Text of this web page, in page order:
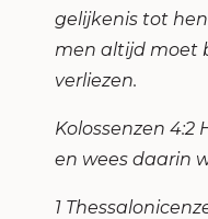
gelijkenis tot
men altijd moet
verliezen.
Kolossenzen 4:2
en wees daarin
1